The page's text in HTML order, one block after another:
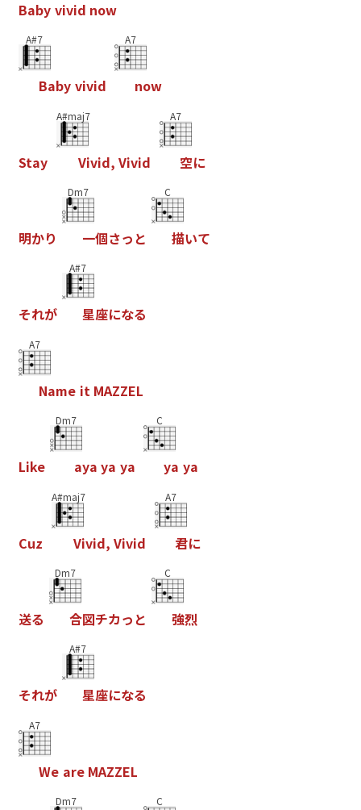
Baby vivid now
A#7
Baby vivid
A7
now
Stay
A#maj7
Vivid, Vivid
A7
空に
明かり
Dm7
一個さっ と
C
描いて
それが
A#7
星座になる
A7
Name it MAZZEL
Like
Dm7
aya ya ya
C
ya ya
Cuz
A#maj7
Vivid, Vivid
A7
君に
送る
Dm7
合図チカっ と
C
強烈
それが
A#7
星座になる
A7
We are MAZZEL
Dm7 C